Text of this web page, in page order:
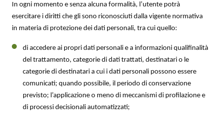
In ogni momento e senza alcuna formalità, l’utente potrà
esercitare i diritti che gli sono riconosciuti dalla vigente normativa
in materia di protezione dei dati personali, tra cui quello:
di accedere ai propri dati personali e a informazioni qualifinalità
del trattamento, categorie di dati trattati, destinatari o le
categorie di destinatari a cui i dati personali possono essere
comunicati; quando possibile, il periodo di conservazione
previsto; l’applicazione o meno di meccanismi di profilazione e
di processi decisionali automatizzati;